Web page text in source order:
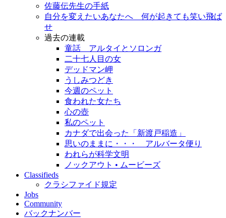
佐藤伝先生の手紙
自分を変えたいあなたへ 何が起きても笑い飛ば
せ
過去の連載
童話 アルタイとソロンガ
二十七人目の女
デッドマン岬
うしみつどき
今週のペット
食われた女たち
心の壺
私のペット
カナダで出会った「新渡戸稲造」
思いのままに・・・ アルバータ便り
われらが科学文明
ノックアウト • ムービーズ
Classifieds
クラシファイド規定
Jobs
Community
バックナンバー